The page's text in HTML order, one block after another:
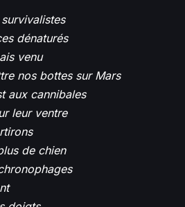
dénaturés
venu
nos bottes sur Mars
aux cannibales
leur ventre
de chien